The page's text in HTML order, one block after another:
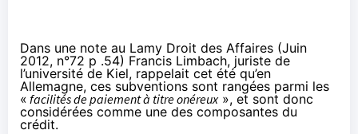
Dans une note au Lamy Droit des Affaires (Juin
2012, n°72 p .54) Francis Limbach, juriste de
l’université de Kiel, rappelait cet été qu’en
Allemagne, ces subventions sont rangées parmi les
« facilités de paiement à titre onéreux», et sont donc
considérées comme une des composantes du
crédit.